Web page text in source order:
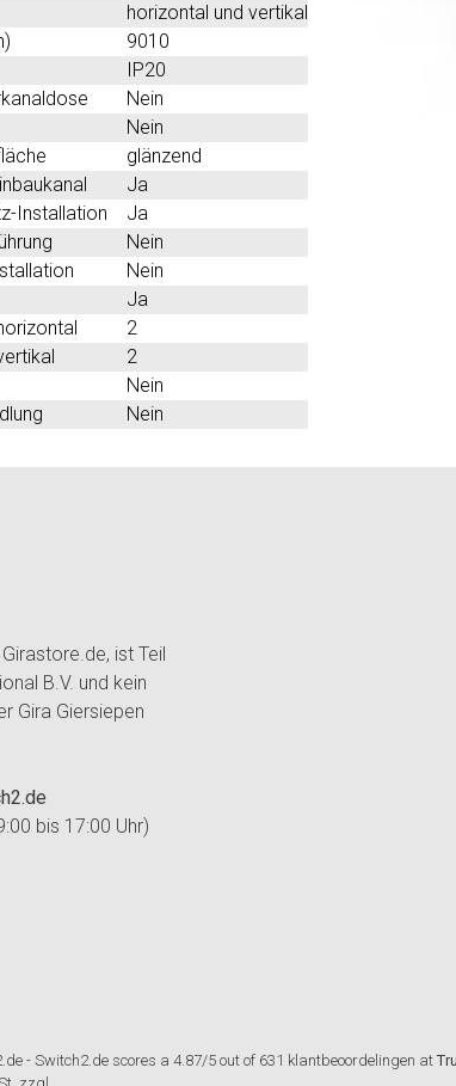
horizontal und vertikal
9010
IP20
Nein
Nein
glänzend
Ja
Installation
Ja
Nein
Nein
Ja
2
2
Nein
Nein
ist Teil
B.V. und kein
Gira Giersiepen
bis 17:00 Uhr)
- Switch2.de scores a 4.87/5 out of 631 klantbeoordelingen at